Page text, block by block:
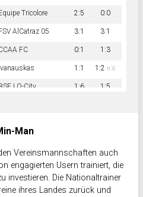
Tricolore 2:5 0:0
AlCatraz 05 3:1 3:1
FC 0:1 1:3
Ivanauskas 1:1 1:2 n.V.
LO-City 1:6 1:5
Man
Vereinsmannschaften auch
engagierten Usern trainiert, die
investieren. Die Nationaltrainer
ihres Landes zurück und